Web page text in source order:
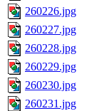
260226.jpg
260227.jpg
260228.jpg
260229.jpg
260230.jpg
260231.jpg